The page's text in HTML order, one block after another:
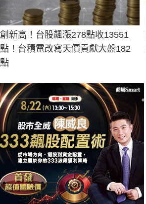
創新高！台股飆漲278點收13551
點！台積電改寫天價貢獻大盤182
點